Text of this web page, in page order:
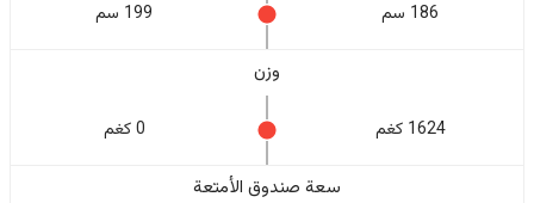
186 سم 199 سم
وزن
1624 كغم 0 كغم
سعة صندوق الأمتعة